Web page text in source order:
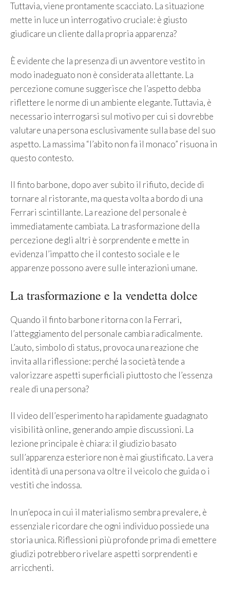
Tuttavia, viene prontamente scacciato. La situazione
mette in luce un interrogativo cruciale: è giusto
giudicare un cliente dalla propria apparenza?
È evidente che la presenza di un avventore vestito in
modo inadeguato non è considerata allettante. La
percezione comune suggerisce che l’aspetto debba
riflettere le norme di un ambiente elegante. Tuttavia, è
necessario interrogarsi sul motivo per cui si dovrebbe
valutare una persona esclusivamente sulla base del suo
aspetto. La massima “l’abito non fa il monaco” risuona in
questo contesto.
Il finto barbone, dopo aver subito il rifiuto, decide di
tornare al ristorante, ma questa volta a bordo di una
Ferrari scintillante. La reazione del personale è
immediatamente cambiata. La trasformazione della
percezione degli altri è sorprendente e mette in
evidenza l’impatto che il contesto sociale e le
apparenze possono avere sulle interazioni umane.
La trasformazione e la vendetta dolce
Quando il finto barbone ritorna con la Ferrari,
l’atteggiamento del personale cambia radicalmente.
L’auto, simbolo di status, provoca una reazione che
invita alla riflessione: perché la società tende a
valorizzare aspetti superficiali piuttosto che l’essenza
reale di una persona?
Il video dell’esperimento ha rapidamente guadagnato
visibilità online, generando ampie discussioni. La
lezione principale è chiara: il giudizio basato
sull’apparenza esteriore non è mai giustificato. La vera
identità di una persona va oltre il veicolo che guida o i
vestiti che indossa.
In un’epoca in cui il materialismo sembra prevalere, è
essenziale ricordare che ogni individuo possiede una
storia unica. Riflessioni più profonde prima di emettere
giudizi potrebbero rivelare aspetti sorprendenti e
arricchenti.